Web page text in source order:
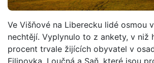
Ve Višňové na Liberecku lidé osmou
nechtějí. Vyplynulo to z ankety, v niž
procent trvale žijících obyvatel v
Filipovka, Loučná a Saň, které jsou